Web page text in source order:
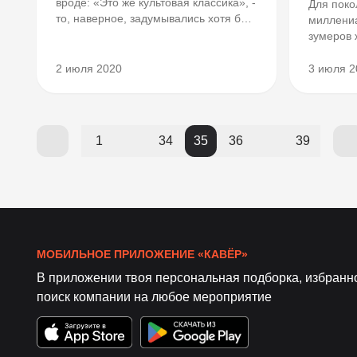
то, наверное, задумывались хотя бы
«Гарри Поттере» или «Назад в
2 июля 2020
Для
зумеров
очень
3 июля
1 34 35 36 39
МОБИЛЬНОЕ ПРИЛОЖЕНИЕ «КАВЁР»
В приложении твоя персональная подборка,
поиск компании на любое мероприятие